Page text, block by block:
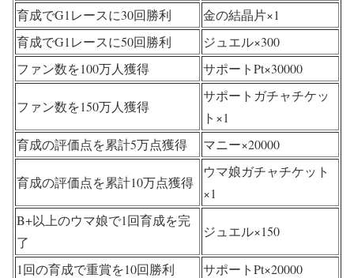
育成でG1レースに30回勝利
金の結晶片×1
育成でG1レースに50回勝利
ジュエル×300
ファン数を100万人獲得
サポートPt×30000
ファン数を150万人獲得
サポートガチャチケッ
ト×1
育成の評価点を累計5万点獲得
マニー×20000
育成の評価点を累計10万点獲得
ウマ娘ガチャチケット
×1
B+以上のウマ娘で1回育成を完
了
ジュエル×150
1回の育成で重賞を10回勝利
サポートPt×20000